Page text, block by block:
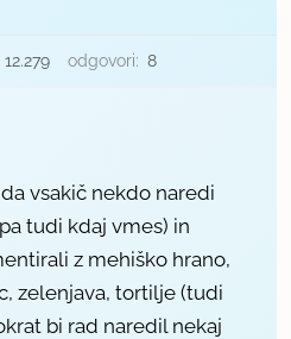
12.279 odgovori: 8
vsakič nekdo naredi
tudi kdaj vmes) in
z mehiško hrano,
zelenjava, tortilje (tudi
bi rad naredil nekaj